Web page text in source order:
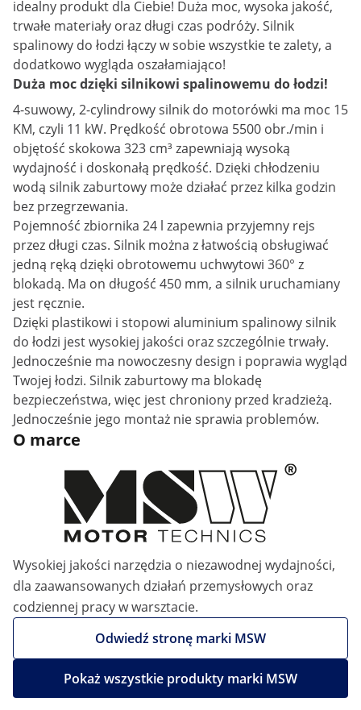
idealny produkt dla Ciebie! Duża moc, wysoka jakość,
trwałe materiały oraz długi czas podróży. Silnik
spalinowy do łodzi łączy w sobie wszystkie te zalety, a
dodatkowo wygląda oszałamiająco!
Duża moc dzięki silnikowi spalinowemu do łodzi!
4-suwowy, 2-cylindrowy silnik do motorówki ma moc 15
KM, czyli 11 kW. Prędkość obrotowa 5500 obr./min i
objętość skokowa 323 cm³ zapewniają wysoką
wydajność i doskonałą prędkość. Dzięki chłodzeniu
wodą silnik zaburtowy może działać przez kilka godzin
bez przegrzewania.
Pojemność zbiornika 24 l zapewnia przyjemny rejs
przez długi czas. Silnik można z łatwością obsługiwać
jedną ręką dzięki obrotowemu uchwytowi 360° z
blokadą. Ma on długość 450 mm, a silnik uruchamiany
jest ręcznie.
Dzięki plastikowi i stopowi aluminium spalinowy silnik
do łodzi jest wysokiej jakości oraz szczególnie trwały.
Jednocześnie ma nowoczesny design i poprawia wygląd
Twojej łodzi. Silnik zaburtowy ma blokadę
bezpieczeństwa, więc jest chroniony przed kradzieżą.
Jednocześnie jego montaż nie sprawia problemów.
O marce
Wysokiej jakości narzędzia o niezawodnej wydajności,
dla zaawansowanych działań przemysłowych oraz
codziennej pracy w warsztacie.
Odwiedź stronę marki MSW
Pokaż wszystkie produkty marki MSW